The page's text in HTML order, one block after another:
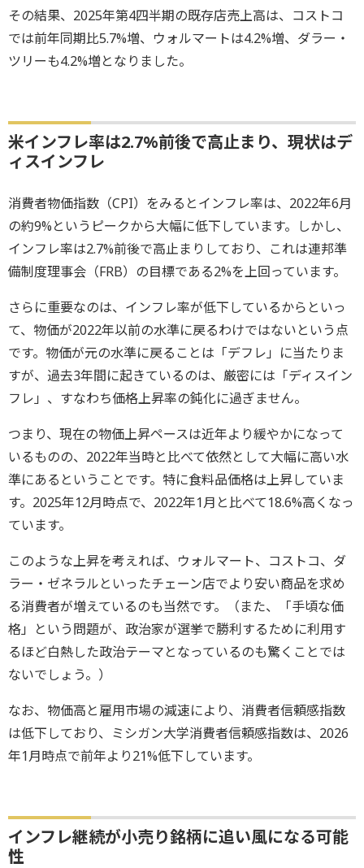
その結果、2025年第4四半期の既存店売上高は、コストコ
では前年同期比5.7%増、ウォルマートは4.2%増、ダラー・
ツリーも4.2%増となりました。
米インフレ率は2.7%前後で高止まり、現状はデ
ィスインフレ
消費者物価指数（CPI）をみるとインフレ率は、2022年6月
の約9%というピークから大幅に低下しています。しかし、
インフレ率は2.7%前後で高止まりしており、これは連邦準
備制度理事会（FRB）の目標である2%を上回っています。
さらに重要なのは、インフレ率が低下しているからといっ
て、物価が2022年以前の水準に戻るわけではないという点
です。物価が元の水準に戻ることは「デフレ」に当たりま
すが、過去3年間に起きているのは、厳密には「ディスイン
フレ」、すなわち価格上昇率の鈍化に過ぎません。
つまり、現在の物価上昇ペースは近年より緩やかになって
いるものの、2022年当時と比べて依然として大幅に高い水
準にあるということです。特に食料品価格は上昇していま
す。2025年12月時点で、2022年1月と比べて18.6%高くなっ
ています。
このような上昇を考えれば、ウォルマート、コストコ、ダ
ラー・ゼネラルといったチェーン店でより安い商品を求め
る消費者が増えているのも当然です。（また、「手頃な価
格」という問題が、政治家が選挙で勝利するために利用す
るほど白熱した政治テーマとなっているのも驚くことでは
ないでしょう。）
なお、物価高と雇用市場の減速により、消費者信頼感指数
は低下しており、ミシガン大学消費者信頼感指数は、2026
年1月時点で前年より21%低下しています。
インフレ継続が小売り銘柄に追い風になる可能
性